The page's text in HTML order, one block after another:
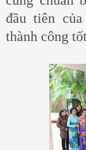
đầu tiên
thành công